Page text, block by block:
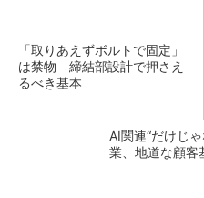
「取りあえずボルトで固定」
は禁物 締結部設計で押さえ
るべき基本
AI関連“だけじ
業、地道な顧客